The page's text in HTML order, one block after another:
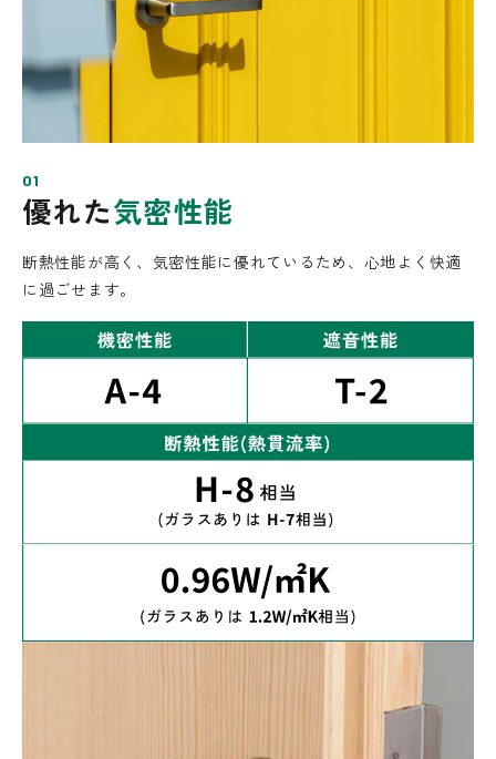
01
優れた気密性能
断熱性能が高く、気密性能に優れているため、心地よく快適
に過ごせます。